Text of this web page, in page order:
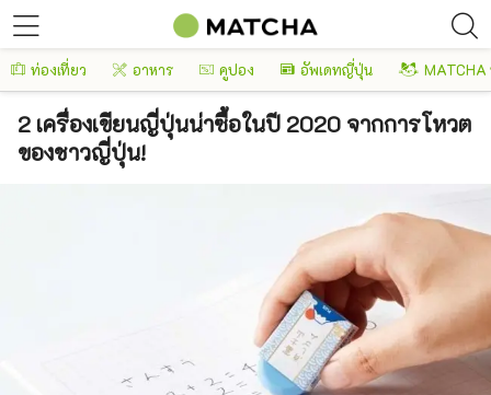
ท่องเที่ยว อาหาร คูปอง อัพเดทญี่ปุ่น
2 เครื่องเขียนญี่ปุ่นน่าซื้อในปี 2020 จากการโหวต
ของชาวญี่ปุ่น!